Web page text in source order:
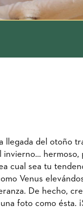
llegada del otoño
invierno…
cual sea tu
Venus
De hecho,
foto como ésta.